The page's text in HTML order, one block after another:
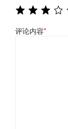
评论内容*